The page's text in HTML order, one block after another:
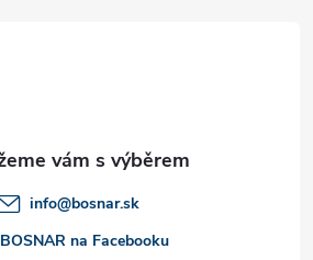
info@bosnar.sk
BOSNAR na Facebooku